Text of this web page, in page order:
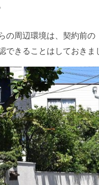
の周辺環境は、契約前
できることはしておきま